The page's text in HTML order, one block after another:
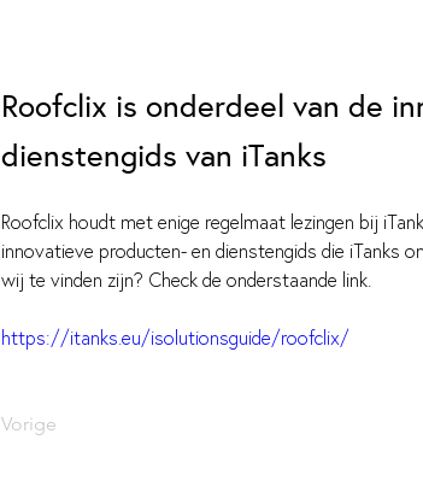
Roofclix is onderdeel van de
dienstengids van iTanks
Roofclix houdt met enige regelmaat lezingen bij
innovatieve producten- en dienstengids die iTanks
wij te vinden zijn? Check de onderstaande link.
https://itanks.eu/isolutionsguide/roofclix/
Vorige